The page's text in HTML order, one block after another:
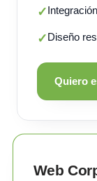
✓
✓Diseño
Quiero
Web